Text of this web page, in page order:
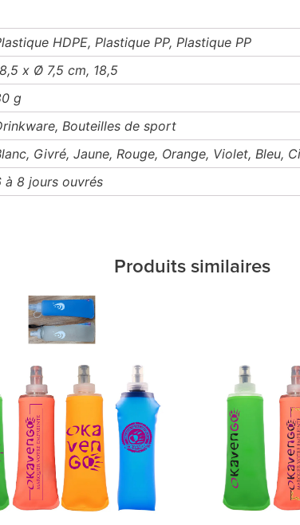
HDPE, Plastique PP, Plastique PP
x Ø 7,5 cm, 18,5
g
Bouteilles de sport
Givré, Jaune, Rouge, Orange, Violet, Bleu,
à 8 jours ouvrés
Produits similaires